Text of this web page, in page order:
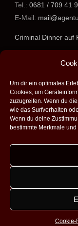
Um dir ein optimales
Cookies, um
zuzugreifen. Wenn du
wie das Surfverhalten
Wenn du deine
bestimmte Merkmale
Cookie-
Tel.: 0681 / 709 41
E-Mail:
Criminal Dinner auf
Alle Rechte
Fabian